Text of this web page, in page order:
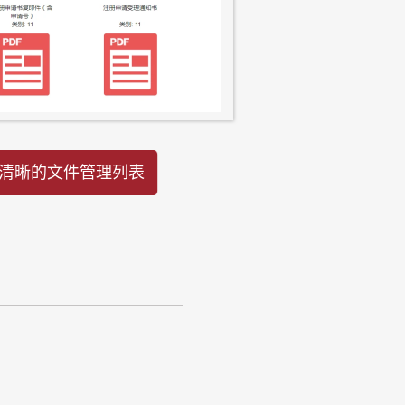
晰的文件管理列表